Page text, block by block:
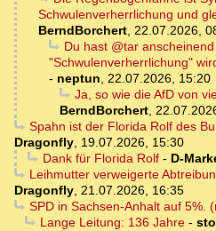
Schwulenverherrlichung und
BerndBorchert, 22.07.2026,
Du hast @tar
"Schwulenverherrlichung"
- neptun, 22.07.2026, 15:20
Ja, so wie die AfD von
BerndBorchert,
Spahn ist der Florida Rolf des
Dragonfly, 19.07.2026, 15:30
Dank für Florida Rolf- D-
Leihmutter verweigerte
Dragonfly, 21.07.2026, 16:35
SPD in Sachsen-Anhalt auf 5%.
Lange Leitung: 136 Jahre-